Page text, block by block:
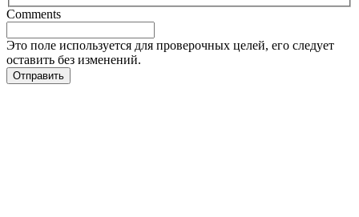
Comments
Это поле используется для проверочных целей, его следует
оставить без изменений.